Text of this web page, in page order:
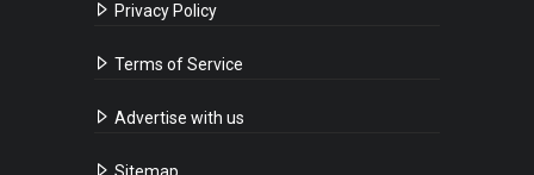
Privacy Policy
Terms of Service
Advertise with us